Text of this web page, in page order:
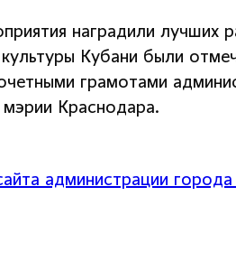
наградили лучших
Кубани были
грамотами
Краснодара.
администрации